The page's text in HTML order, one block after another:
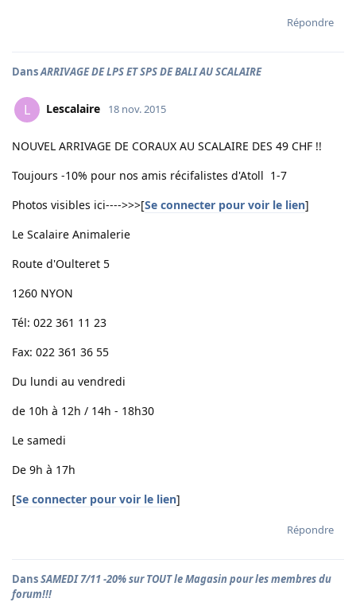
Répondre
DansARRIVAGE DE LPS ET SPS DE BALI AU SCALAIRE
L Lescalaire 18 nov. 2015
NOUVEL ARRIVAGE DE CORAUX AU SCALAIRE DES 49 CHF !!
Toujours -10% pour nos amis récifalistes d'Atoll 1-7
Photos visibles ici---->>>[Se connecter pour voir le lien]
Le Scalaire Animalerie
Route d'Oulteret 5
1260 NYON
Tél: 022 361 11 23
Fax: 022 361 36 55
Du lundi au vendredi
de 10h à 12h / 14h - 18h30
Le samedi
De 9h à 17h
[Se connecter pour voir le lien]
Répondre
DansSAMEDI 7/11 -20% sur TOUT le Magasin pour les membres du
forum!!!